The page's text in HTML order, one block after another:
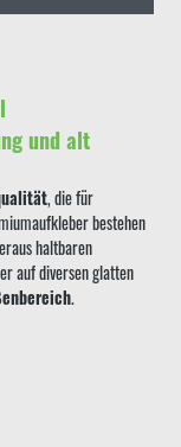
und alt
, die für
bestehen
haltbaren
auf diversen glatten
.